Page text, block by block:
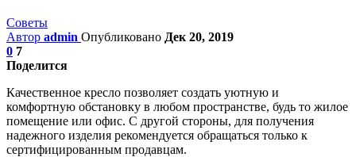
Советы
Автор admin Опубликовано Дек 20, 2019
0 7
Поделится
Качественное кресло позволяет создать уютную и
комфортную обстановку в любом пространстве, будь то жилое
помещение или офис. С другой стороны, для получения
надежного изделия рекомендуется обращаться только к
сертифицированным продавцам.